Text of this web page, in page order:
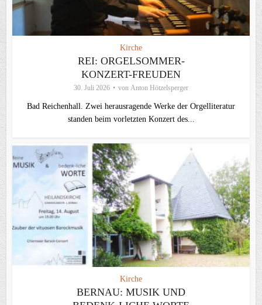
Kirche
REI: ORGELSOMMER-
KONZERT-FREUDEN
30. Juli 2026 von Anton Hötzelsperger
Bad Reichenhall. Zwei herausragende Werke der Orgelliteratur
standen beim vorletzten Konzert des...
Kirche
BERNAU: MUSIK UND